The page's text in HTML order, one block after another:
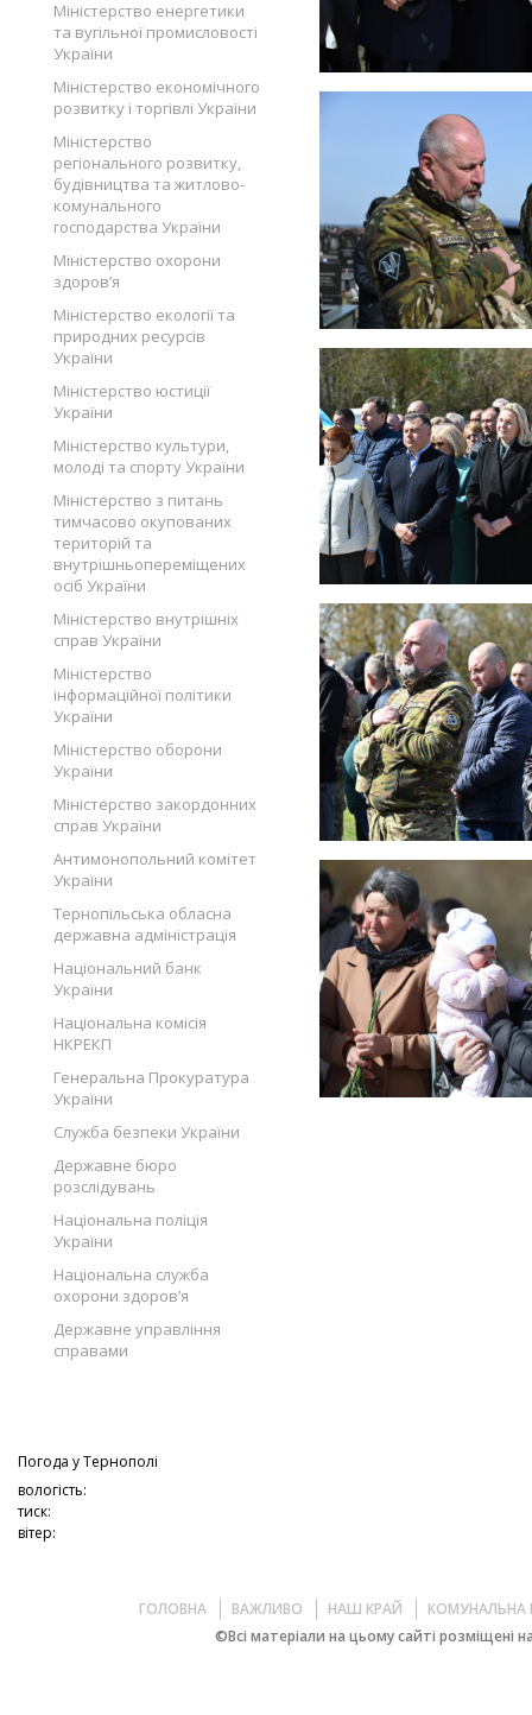
Міністерство енергетики
та вугільної промисловості
України
Міністерство економічного
розвитку і торгівлі України
Міністерство
регіонального розвитку,
будівництва та житлово-
комунального
господарства України
Міністерство охорони
здоров’я
Міністерство екології та
природних ресурсів
України
Міністерство юстиції
України
Міністерство культури,
молоді та спорту України
Міністерство з питань
тимчасово окупованих
територій та
внутрішньопереміщених
осіб України
Міністерство внутрішніх
справ України
Міністерство
інформаційної політики
України
Міністерство оборони
України
Міністерство закордонних
справ України
Антимонопольний комітет
України
Тернопільська обласна
державна адміністрація
Національний банк
України
Національна комісія
НКРЕКП
Генеральна Прокуратура
України
Служба безпеки України
Державне бюро
розслідувань
Національна поліція
України
Національна служба
охорони здоров’я
Державне управління
справами
Погода уТернополі
вологість:
тиск:
вітер:
ГОЛОВНА ВАЖЛИВО НАШ КРАЙ
КОМУНАЛЬНА
©Всі матеріали на цьому сайті розміщені